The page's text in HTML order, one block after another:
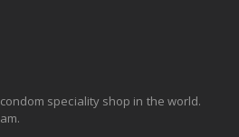
speciality shop in the world.